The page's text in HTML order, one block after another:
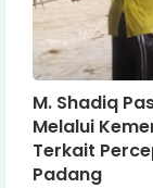
M. Shadiq
Melalui
Terkait
Padang